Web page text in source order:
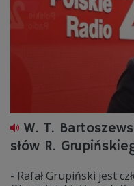
W. T.
słów R.
- Rafał Grupiński jest